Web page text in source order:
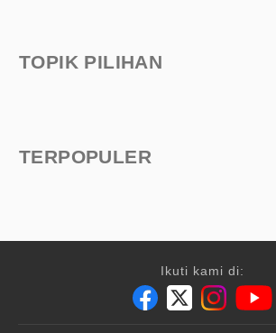
TOPIK PILIHAN
TERPOPULER
Ikuti kami di: